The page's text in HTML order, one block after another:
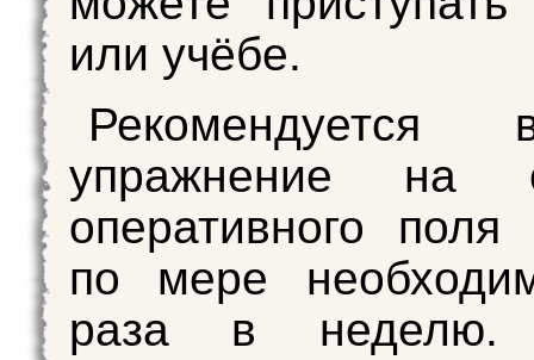
или учёбе.
Рекомендуется
упражнение на
оперативного поля
по мере
раза в неделю.